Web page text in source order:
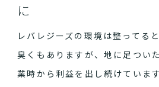
に
レバレジーズの環境は整ってる
臭くもありますが、地に足つい
業時から利益を出し続けています